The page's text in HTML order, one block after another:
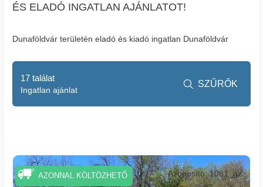
ÉS ELADÓ INGATLAN AJÁNLATOT!
Dunaföldvár területén eladó és kiadó ingatlan Dunaföldvár
Azonosító: 1081_gz
AZONNAL KÖLTÖZHETŐ
17 találat
Ingatlan ajánlat
 SZŰRŐK